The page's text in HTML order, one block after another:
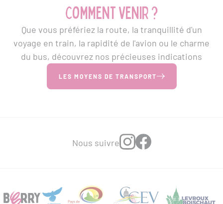
Comment venir ?
Que vous préfériez la route, la tranquillité d'un
voyage en train, la rapidité de l'avion ou le charme
du bus, découvrez nos précieuses indications
LES MOYENS DE TRANSPORT
Nous suivre